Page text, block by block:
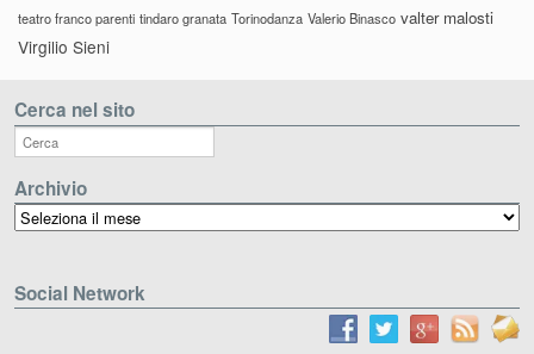
teatro franco parenti tindaro granata Torinodanza Valerio Binasco valter malosti
Virgilio Sieni
Cerca nel sito
Archivio
Archivio
Social Network